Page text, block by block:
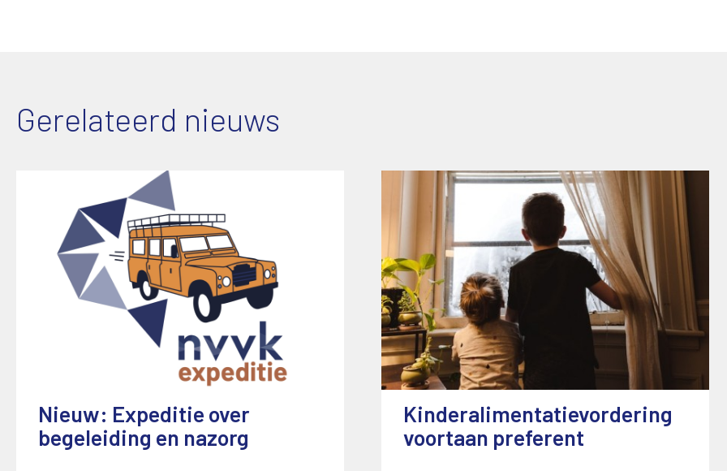
Gerelateerd nieuws
Nieuw: Expeditie over
begeleiding en nazorg
Kinderalimentatievordering
voortaan preferent